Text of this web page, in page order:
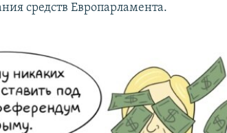
средств Европарламента.